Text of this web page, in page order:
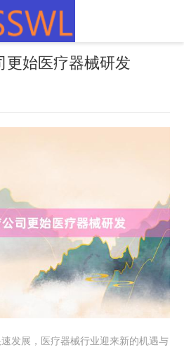
更始医疗器械研发
发展，医疗器械行业迎来新的机遇与